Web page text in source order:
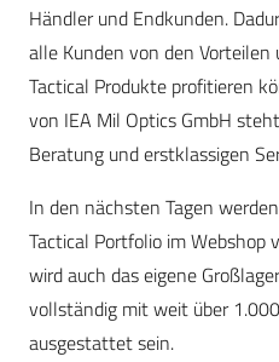
Händler und Endkunden.
alle Kunden von den
Tactical Produkte profitieren
von IEA Mil Optics GmbH
Beratung und erstklassigen
In den nächsten Tagen
Tactical Portfolio im Webshop
wird auch das eigene
vollständig mit weit über
ausgestattet sein.